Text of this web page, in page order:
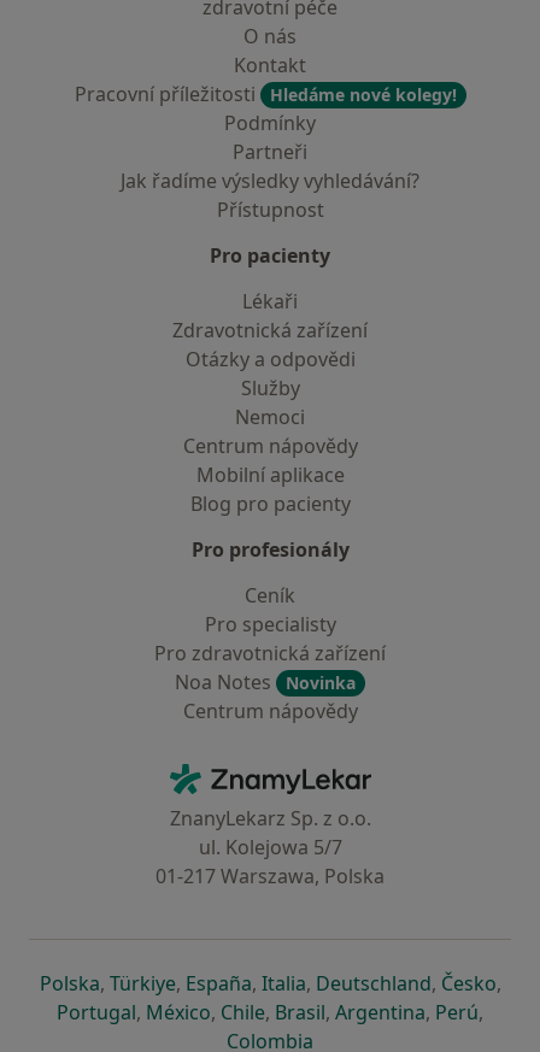
zdravotní péče
O nás
Kontakt
Pracovní příležitosti
Hledáme nové kolegy!
Podmínky
Partneři
Jak řadíme výsledky vyhledávání?
Přístupnost
Pro pacienty
Lékaři
Zdravotnická zařízení
Otázky a odpovědi
Služby
Nemoci
Centrum nápovědy
Mobilní aplikace
Blog pro pacienty
Pro profesionály
Ceník
Pro specialisty
Pro zdravotnická zařízení
Noa Notes
Novinka
Centrum nápovědy
ZnamyLekar - Hlavní stránka
ZnanyLekarz Sp. z o.o.
ul. Kolejowa 5/7
01-217 Warszawa, Polska
Polskase otevře v nové záložce
, Türkiyese otevře v nové záložce
, Españase otevře v nové záložce
, Italiase otevře v nové záložce
, Deutschlandse otevře v
, Českose
,
Portugalse otevře v nové záložce
, Méxicose otevře v nové záložce
, Chilese otevře v nové záložce
, Brasilse otevře v nové
, Argentinase otevře v
, Perúse
,
Colombia